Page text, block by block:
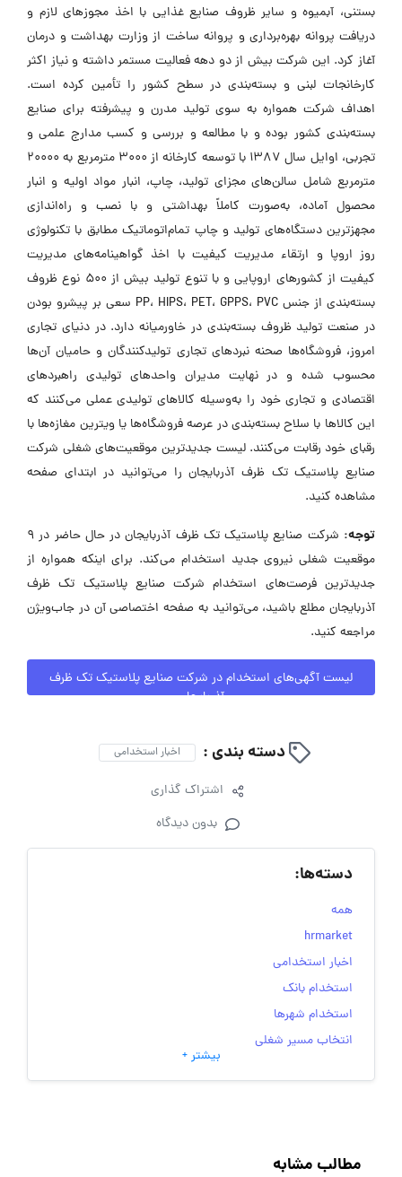
بستنی، آبمیوه و سایر ظروف صنایع غذایی با اخذ مجوزهای لازم و
دریافت پروانه بهره‌برداری و پروانه ساخت از وزارت بهداشت و درمان
آغاز کرد. این شرکت بیش از دو دهه فعالیت مستمر داشته و نیاز اکثر
کارخانجات لبنی و بسته‌بندی در سطح کشور را تأمین کرده است.
اهداف شرکت همواره به سوی تولید مدرن و پیشرفته برای صنایع
بسته‌بندی کشور بوده و با مطالعه و بررسی و کسب مدارج علمی و
تجربی، اوایل سال 1387 با توسعه کارخانه از 3000 مترمربع به 20000
مترمربع شامل سالن‌های مجزای تولید، چاپ، انبار مواد اولیه و انبار
محصول آماده، به‌صورت کاملاً بهداشتی و با نصب و راه‌اندازی
مجهزترین دستگاه‌های تولید و چاپ تمام‌اتوماتیک مطابق با تکنولوژی
روز اروپا و ارتقاء مدیریت کیفیت با اخذ گواهینامه‌های مدیریت
کیفیت از کشورهای اروپایی و با تنوع تولید بیش از 500 نوع ظروف
بسته‌بندی از جنس PP، HIPS، PET، GPPS، PVC سعی بر پیشرو بودن
در صنعت تولید ظروف بسته‌بندی در خاورمیانه دارد. در دنیای تجاری
امروز، فروشگاه‌ها صحنه نبردهای تجاری تولیدکنندگان و حامیان آن‌ها
محسوب شده و در نهایت مدیران واحدهای تولیدی راهبردهای
اقتصادی و تجاری خود را به‌وسیله کالاهای تولیدی عملی می‌کنند که
این کالاها با سلاح بسته‌بندی در عرصه فروشگاه‌ها یا ویترین مغازه‌ها با
رقبای خود رقابت می‌کنند. لیست جدیدترین موقعیت‌های شغلی شرکت
صنایع پلاستیک تک ظرف آذربایجان را می‌توانید در ابتدای صفحه
مشاهده کنید.
توجه:
شرکت صنایع پلاستیک تک ظرف آذربایجان در حال حاضر در ۹
موقعیت شغلی نیروی جدید استخدام می‌کند. برای اینکه همواره از
جدیدترین فرصت‌های استخدام شرکت صنایع پلاستیک تک ظرف
آذربایجان مطلع باشید، می‌توانید به صفحه اختصاصی آن در جاب‌ویژن
مراجعه کنید.
لیست آگهی‌های استخدام در شرکت صنایع پلاستیک تک ظرف
آذربایجان
دسته بندی : اخبار استخدامی
اشتراک گذاری
بدون دیدگاه
دسته‌ها:
همه
hrmarket
اخبار استخدامی
استخدام بانک
استخدام شهرها
انتخاب مسیر شغلی
به‌روزرسانی‌های سایت (کارجویی)
رزومه
بیشتر +
مطالب مشابه